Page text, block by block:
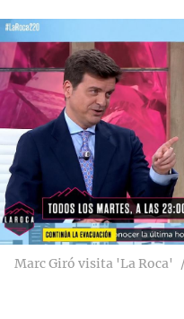
Marc Giró visita 'La Roca'